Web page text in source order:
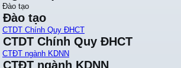
Đào tạo
Đào tạo
CTDT Chính Quy ĐHCT
CTDT Chính Quy ĐHCT
CTĐT ngành KDNN
CTĐT ngành KDNN